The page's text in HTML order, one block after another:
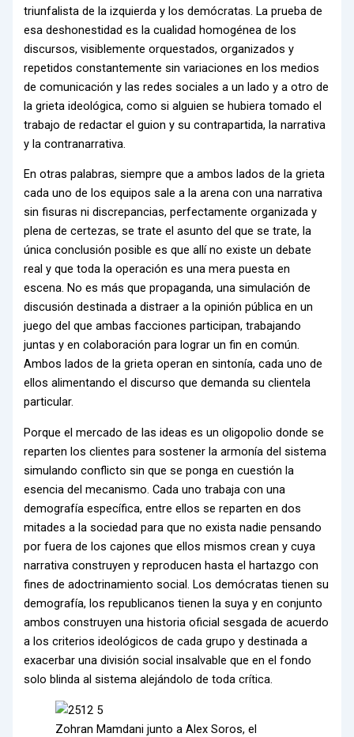
triunfalista de la izquierda y los demócratas. La prueba de
esa deshonestidad es la cualidad homogénea de los
discursos, visiblemente orquestados, organizados y
repetidos constantemente sin variaciones en los medios
de comunicación y las redes sociales a un lado y a otro de
la grieta ideológica, como si alguien se hubiera tomado el
trabajo de redactar el guion y su contrapartida, la narrativa
y la contranarrativa.
En otras palabras, siempre que a ambos lados de la grieta
cada uno de los equipos sale a la arena con una narrativa
sin fisuras ni discrepancias, perfectamente organizada y
plena de certezas, se trate el asunto del que se trate, la
única conclusión posible es que allí no existe un debate
real y que toda la operación es una mera puesta en
escena. No es más que propaganda, una simulación de
discusión destinada a distraer a la opinión pública en un
juego del que ambas facciones participan, trabajando
juntas y en colaboración para lograr un fin en común.
Ambos lados de la grieta operan en sintonía, cada uno de
ellos alimentando el discurso que demanda su clientela
particular.
Porque el mercado de las ideas es un oligopolio donde se
reparten los clientes para sostener la armonía del sistema
simulando conflicto sin que se ponga en cuestión la
esencia del mecanismo. Cada uno trabaja con una
demografía específica, entre ellos se reparten en dos
mitades a la sociedad para que no exista nadie pensando
por fuera de los cajones que ellos mismos crean y cuya
narrativa construyen y reproducen hasta el hartazgo con
fines de adoctrinamiento social. Los demócratas tienen su
demografía, los republicanos tienen la suya y en conjunto
ambos construyen una historia oficial sesgada de acuerdo
a los criterios ideológicos de cada grupo y destinada a
exacerbar una división social insalvable que en el fondo
solo blinda al sistema alejándolo de toda crítica.
Zohran Mamdani junto a Alex Soros, el